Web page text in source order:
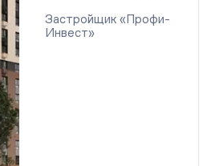
Застройщик «Профи-
Инвест»